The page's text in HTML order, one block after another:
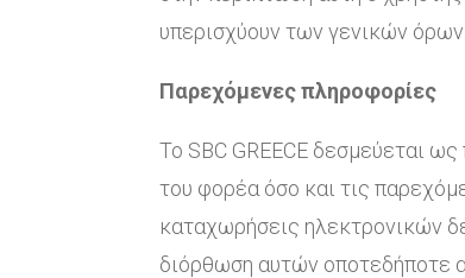
υπερισχύουν των γενικών όρων.
Παρεχόμενες πληροφορίες
Το SBC GREECE δεσμεύεται
του φορέα όσο και τις
καταχωρήσεις ηλεκτρονικών
διόρθωση αυτών οποτεδήποτε